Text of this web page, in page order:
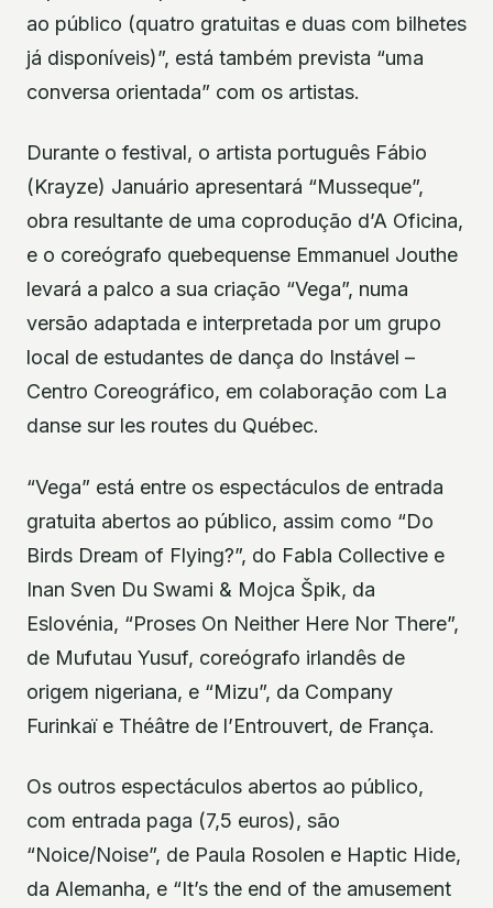
ao público (quatro gratuitas e duas com bilhetes
já disponíveis)”, está também prevista “uma
conversa orientada” com os artistas.
Durante o festival, o artista português Fábio
(Krayze) Januário apresentará “Musseque”,
obra resultante de uma coprodução d’A Oficina,
e o coreógrafo quebequense Emmanuel Jouthe
levará a palco a sua criação “Vega”, numa
versão adaptada e interpretada por um grupo
local de estudantes de dança do Instável –
Centro Coreográfico, em colaboração com La
danse sur les routes du Québec.
“Vega” está entre os espectáculos de entrada
gratuita abertos ao público, assim como “Do
Birds Dream of Flying?”, do Fabla Collective e
Inan Sven Du Swami & Mojca Špik, da
Eslovénia, “Proses On Neither Here Nor There”,
de Mufutau Yusuf, coreógrafo irlandês de
origem nigeriana, e “Mizu”, da Company
Furinkaï e Théâtre de l’Entrouvert, de França.
Os outros espectáculos abertos ao público,
com entrada paga (7,5 euros), são
“Noice/Noise”, de Paula Rosolen e Haptic Hide,
da Alemanha, e “It’s the end of the amusement